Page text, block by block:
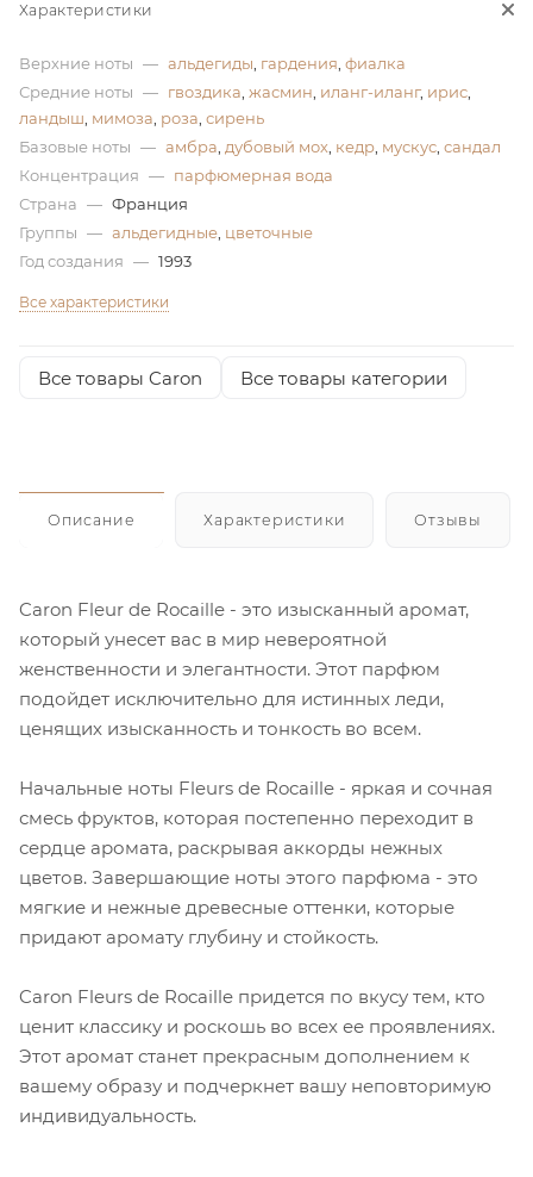
Характеристики
Верхние ноты — альдегиды гардения фиалка
Средние ноты — гвоздика жасмин иланг-иланг, ирис
ландыш мимоза роза сирень
Базовые ноты — амбра дубовый мох кедр мускус сандал
Концентрация — парфюмерная вода
Страна — Франция
Группы — альдегидные цветочные
Год создания — 1993
Все характеристики
Все товары Caron Все товары категории
Описание Характеристики Отзывы
Caron Fleur de Rocaille - это изысканный аромат,
который унесет вас в мир невероятной
женственности и элегантности. Этот парфюм
подойдет исключительно для истинных леди,
ценящих изысканность и тонкость во всем.
Начальные ноты Fleurs de Rocaille - яркая и сочная
смесь фруктов, которая постепенно переходит в
сердце аромата, раскрывая аккорды нежных
цветов. Завершающие ноты этого парфюма - это
мягкие и нежные древесные оттенки, которые
придают аромату глубину и стойкость.
Caron Fleurs de Rocaille придется по вкусу тем, кто
ценит классику и роскошь во всех ее проявлениях.
Этот аромат станет прекрасным дополнением к
вашему образу и подчеркнет вашу неповторимую
индивидуальность.